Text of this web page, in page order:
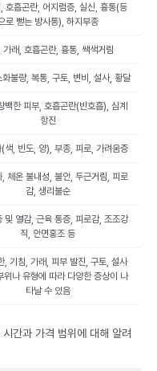
호흡곤란, 어지럼증, 실신, 흉통(등
로 뻗는 방사통), 하지부종
가래, 호흡곤란, 흉통, 쌕색거림
화불량, 복통, 구토, 변비, 설사, 황달
백한 피부, 호흡곤란(빈호흡), 심계
항진
색, 빈도, 양), 부종, 피로, 가려움증
, 체온 불내성, 불안, 두근거림, 피로
감, 생리불순
및 열감, 근육 통증, 피로감, 조조강
직, 안면홍조 등
, 기침, 가래, 피부 발진, 구토, 설사
위나 유형에 따라 다양한 증상이 나
타날 수 있음
간과 가격 범위에 대해 알려